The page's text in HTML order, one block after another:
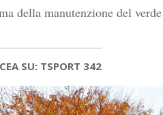
della manutenzione del
SU: TSPORT 342